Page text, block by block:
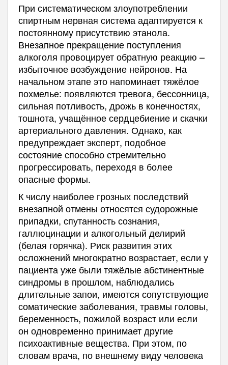
При систематическом злоупотреблении
спиртным нервная система адаптируется к
постоянному присутствию этанола.
Внезапное прекращение поступления
алкоголя провоцирует обратную реакцию –
избыточное возбуждение нейронов. На
начальном этапе это напоминает тяжёлое
похмелье: появляются тревога, бессонница,
сильная потливость, дрожь в конечностях,
тошнота, учащённое сердцебиение и скачки
артериального давления. Однако, как
предупреждает эксперт, подобное
состояние способно стремительно
прогрессировать, переходя в более
опасные формы.
К числу наиболее грозных последствий
внезапной отмены относятся судорожные
припадки, спутанность сознания,
галлюцинации и алкогольный делирий
(белая горячка). Риск развития этих
осложнений многократно возрастает, если у
пациента уже были тяжёлые абстинентные
синдромы в прошлом, наблюдались
длительные запои, имеются сопутствующие
соматические заболевания, травмы головы,
беременность, пожилой возраст или если
он одновременно принимает другие
психоактивные вещества. При этом, по
словам врача, по внешнему виду человека